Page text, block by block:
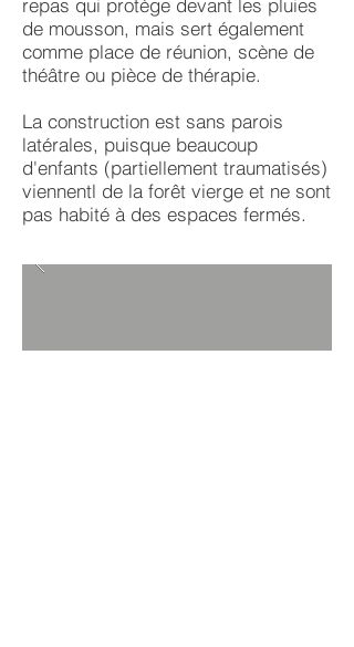
repas qui protège devant les pluies
de mousson, mais sert également
comme place de réunion, scène de
théâtre ou pièce de thérapie.
La construction est sans parois
latérales, puisque beaucoup
d'enfants (partiellement traumatisés)
viennentl de la forêt vierge et ne sont
pas habité à des espaces fermés.